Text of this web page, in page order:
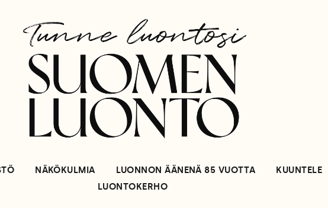
NÄKÖKULMIA LUONNON ÄÄNENÄ 85 VUOTTA KUUNTELE
LUONTOKERHO